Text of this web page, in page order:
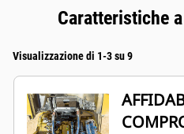
Caratteristiche
Visualizzazione di 1-3 su 9